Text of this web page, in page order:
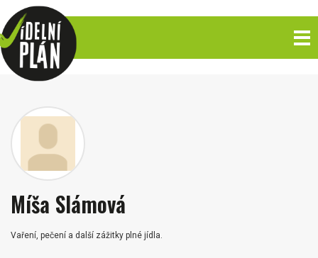
Míša Slámová
Vaření, pečení a další zážitky plné jídla.